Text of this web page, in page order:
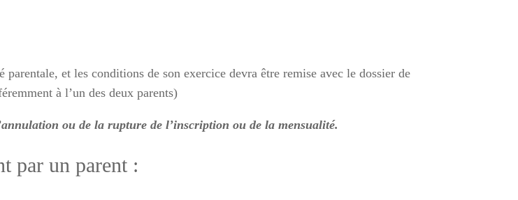
et les conditions de son exercice devra être remise avec le dossier de
à l’un des deux parents)
ou de la rupture de l’inscription ou de la mensualité.
par un parent :